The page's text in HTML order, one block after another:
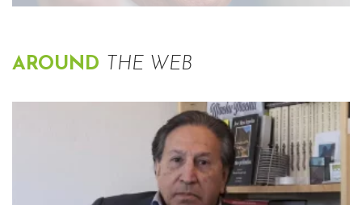
AROUND THE WEB